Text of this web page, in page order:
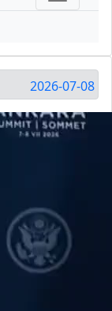
2026-07-08